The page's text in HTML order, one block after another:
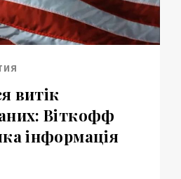
витік
Віткофф
інформація